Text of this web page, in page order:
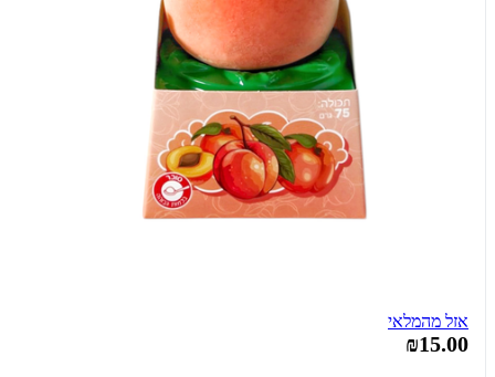
אזל מהמלאי
₪15.00